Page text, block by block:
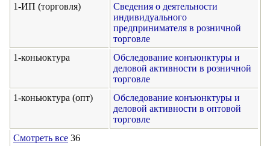
1-ИП (торговля)
Сведения о деятельности
индивидуального
предпринимателя в розничной
торговле
1-коньюктура
Обследование конъюнктуры и
деловой активности в розничной
торговле
1-коньюктура (опт)
Обследование конъюнктуры и
деловой активности в оптовой
торговле
Смотреть все 36